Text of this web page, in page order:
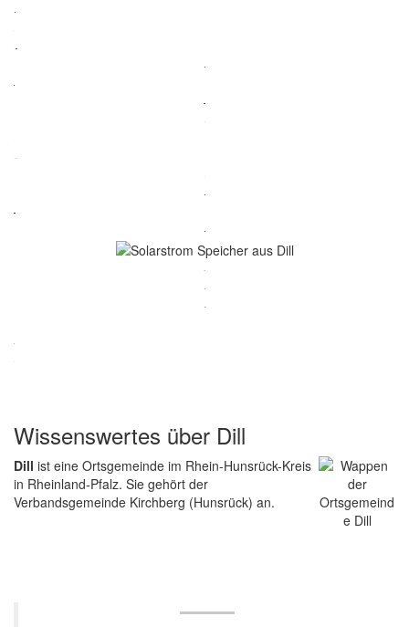
Wissenswertes über Dill
Dill ist eine Ortsgemeinde im Rhein-Hunsrück-Kreis
in Rheinland-Pfalz. Sie gehört der
Verbandsgemeinde Kirchberg (Hunsrück) an.